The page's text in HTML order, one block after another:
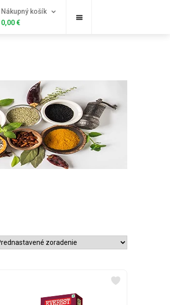
Nákupný košík
0,00€